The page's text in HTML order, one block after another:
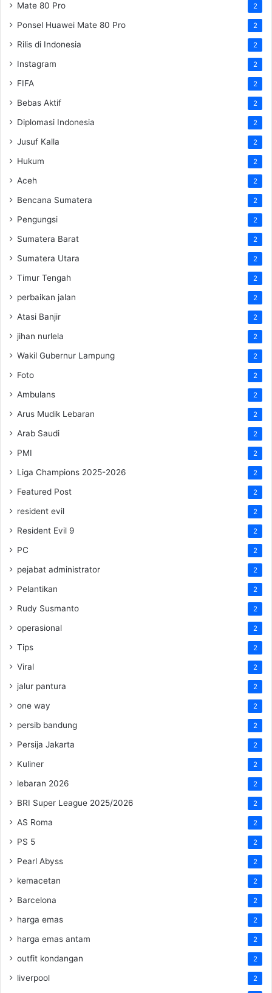
Mate 80 Pro 2
Ponsel Huawei Mate 80 Pro 2
Rilis di Indonesia 2
Instagram 2
FIFA 2
Bebas Aktif 2
Diplomasi Indonesia 2
Jusuf Kalla 2
Hukum 2
Aceh 2
Bencana Sumatera 2
Pengungsi 2
Sumatera Barat 2
Sumatera Utara 2
Timur Tengah 2
perbaikan jalan 2
Atasi Banjir 2
jihan nurlela 2
Wakil Gubernur Lampung 2
Foto 2
Ambulans 2
Arus Mudik Lebaran 2
Arab Saudi 2
PMI 2
Liga Champions 2025-2026 2
Featured Post 2
resident evil 2
Resident Evil 9 2
PC 2
pejabat administrator 2
Pelantikan 2
Rudy Susmanto 2
operasional 2
Tips 2
Viral 2
jalur pantura 2
one way 2
persib bandung 2
Persija Jakarta 2
Kuliner 2
lebaran 2026 2
BRI Super League 2025/2026 2
AS Roma 2
PS 5 2
Pearl Abyss 2
kemacetan 2
Barcelona 2
harga emas 2
harga emas antam 2
outfit kondangan 2
liverpool 2